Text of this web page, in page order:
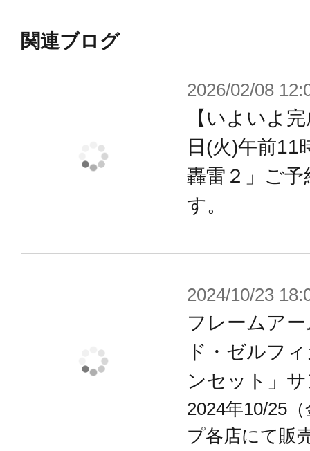
関連ブログ
2026/02/08
【いよいよ
日(火)午前11
轟雷２」ご
す。
2024/10/23
フレームア
ド・ゼルフ
ンセット」
2024年10/25
プ各店にて販